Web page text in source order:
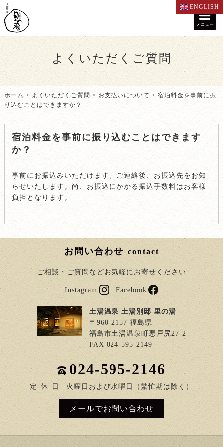
ENGLISH
メニュー
よくいただくご質問
ホーム > よくいただくご質問 > お支払いについて > 宿泊料金を事前に振
り込むことはできますか？
宿泊料金を事前に振り込むことはできます
か？
事前にお振込みいただけます。ご連絡後、お振込先をお知
らせいたします。尚、お振込にかかる振込手数料はお客様
負担となります。
お問い合わせ contact
ご相談・ご質問などお気軽にお寄せください
Instagram Facebook
土湯温泉 土湯別邸 里の湯
〒960-2157 福島県
福島市土湯温泉町悪戸尻27-2
FAX 024-595-2149
024-595-2146
定 休 日 火曜日および水曜日（繁忙期は除く）
メールでお問い合わせ